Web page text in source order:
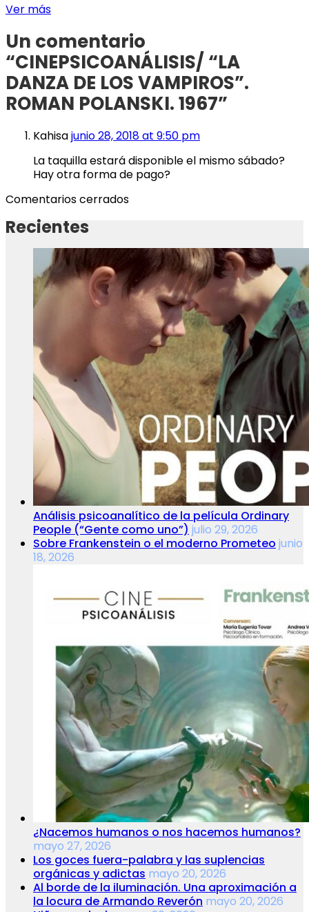
Ver más
Un comentario
“CINEPSICOANÁLISIS/ “LA
DANZA DE LOS VAMPIROS”.
ROMAN POLANSKI. 1967”
Kahisajunio 28, 2018 at 9:50 pm
La taquilla estará disponible el mismo sábado?
Hay otra forma de pago?
Comentarios cerrados
Recientes
Análisis psicoanalítico de la película Ordinary
People (“Gente como uno”) julio 29, 2026
Sobre Frankenstein o el moderno Prometeo junio
18, 2026
¿Nacemos humanos o nos hacemos humanos?
mayo 27, 2026
Los goces fuera-palabra y las suplencias
orgánicas y adictas mayo 20, 2026
Al borde de la iluminación. Una aproximación a
la locura de Armando Reverón mayo 20, 2026